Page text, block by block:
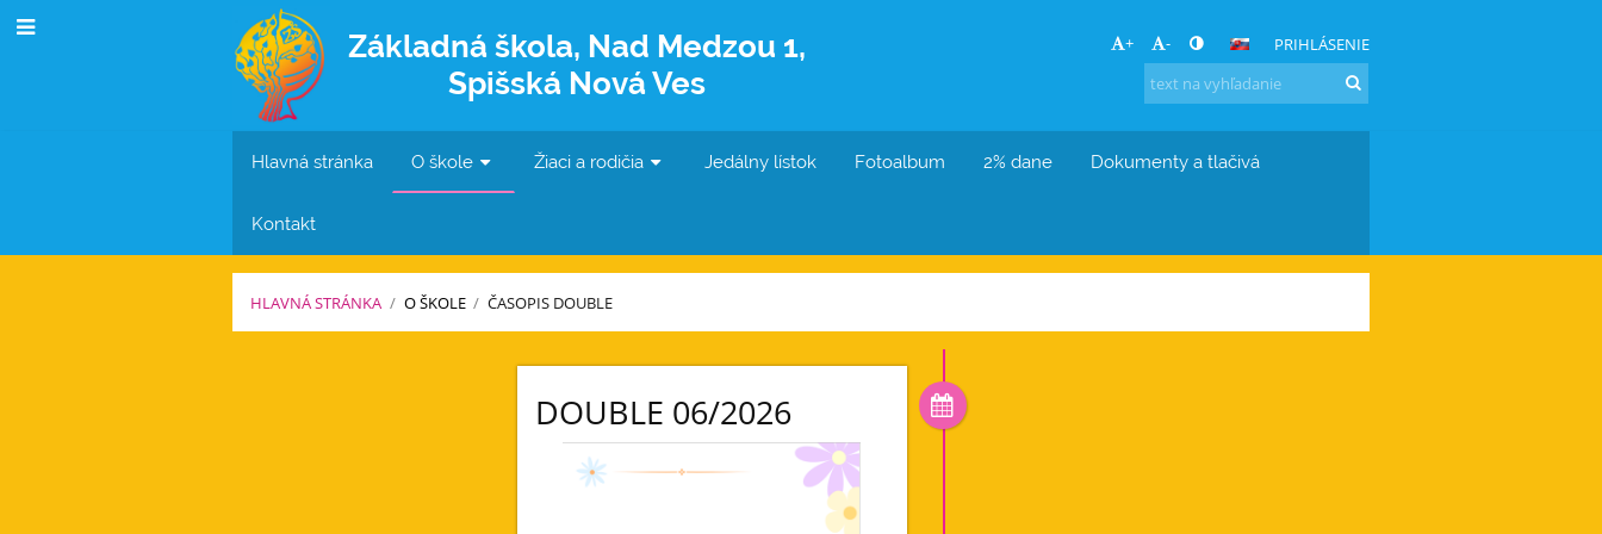
Základná škola, Nad Medzou 1,
Spišská Nová Ves
+ - PRIHLÁSENIE
Hlavná stránka O škole Žiaci a rodičia Jedálny lístok Fotoalbum 2% dane Dokumenty a tlačivá
Kontakt
HLAVNÁ STRÁNKA / O ŠKOLE / ČASOPIS DOUBLE
DOUBLE 06/2026